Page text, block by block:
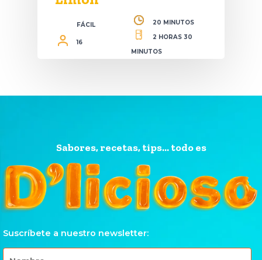
FÁCIL
16
20 MINUTOS
2 HORAS 30
MINUTOS
Sabores, recetas, tips... todo es
Suscríbete a nuestro newsletter: